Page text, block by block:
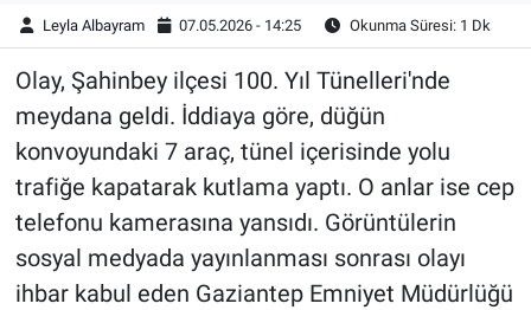
Leyla Albayram 07.05.2026 - 14:25 Okunma Süresi: 1 Dk
Olay, Şahinbey ilçesi 100. Yıl Tünelleri'nde
meydana geldi. İddiaya göre, düğün
konvoyundaki 7 araç, tünel içerisinde yolu
trafiğe kapatarak kutlama yaptı. O anlar ise cep
telefonu kamerasına yansıdı. Görüntülerin
sosyal medyada yayınlanması sonrası olayı
ihbar kabul eden Gaziantep Emniyet Müdürlüğü